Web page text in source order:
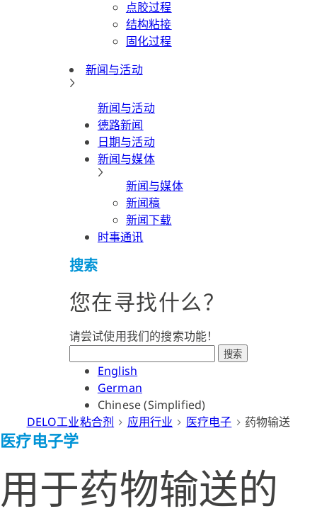
点胶过程
结构粘接
固化过程
新闻与活动
新闻与活动
德路新闻
日期与活动
新闻与媒体
新闻与媒体
新闻稿
新闻下载
时事通讯
搜索
您在寻找什么？
请尝试使用我们的搜索功能！
搜索
English
German
Chinese (Simplified)
DELO工业粘合剂
应用行业 医疗电子 药物输送
医疗电子学
用于药物输送的